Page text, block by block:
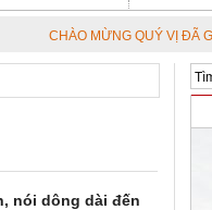
MỪNG QUÝ VỊ ĐÃ GHÉ
nói dông dài đến